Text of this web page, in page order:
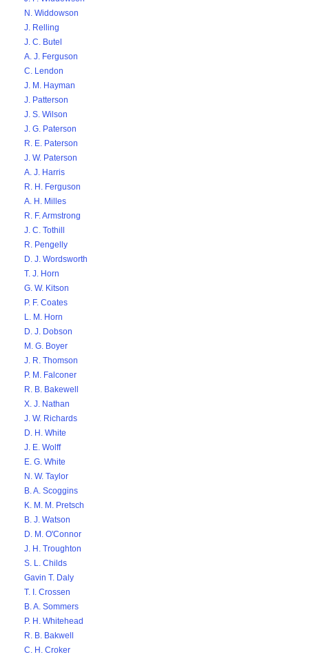
N. Widdowson
J. Relling
J. C. Butel
A. J. Ferguson
C. Lendon
J. M. Hayman
J. Patterson
J. S. Wilson
J. G. Paterson
R. E. Paterson
J. W. Paterson
A. J. Harris
R. H. Ferguson
A. H. Milles
R. F. Armstrong
J. C. Tothill
R. Pengelly
D. J. Wordsworth
T. J. Horn
G. W. Kitson
P. F. Coates
L. M. Horn
D. J. Dobson
M. G. Boyer
J. R. Thomson
P. M. Falconer
R. B. Bakewell
X. J. Nathan
J. W. Richards
D. H. White
J. E. Wolff
E. G. White
N. W. Taylor
B. A. Scoggins
K. M. M. Pretsch
B. J. Watson
D. M. O'Connor
J. H. Troughton
S. L. Childs
Gavin T. Daly
T. I. Crossen
B. A. Sommers
P. H. Whitehead
R. B. Bakwell
C. H. Croker